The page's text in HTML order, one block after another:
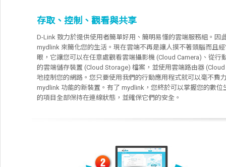
存取、控制、觀看與共享
D-Link 致力於提供使用者簡單好用、簡明易懂的雲端服務組。因
mydlink 來簡化您的生活。現在雲端不再是讓人摸不著頭腦而且
眼，它讓您可以在任意處觀看雲端攝影機 (Cloud Camera)、從行
的雲端儲存裝置 (Cloud Storage) 檔案，並使用雲端路由器
地控制您的網路。您只要使用我們的行動應用程式就可以毫不費
mydlink 功能的新裝置。有了 mydlink，您終於可以掌握您的數位
的項目全部保持在連線狀態，並確保它們的安全。